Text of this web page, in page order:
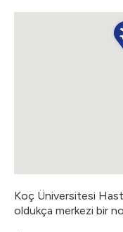
Koç Üniversitesi
oldukça merkezi bir